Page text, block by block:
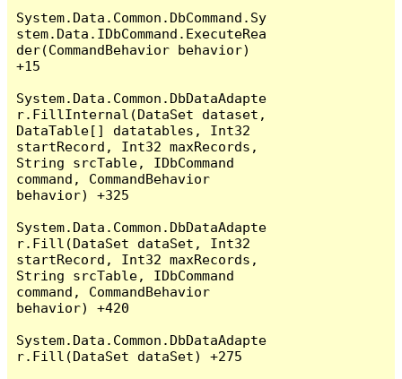
System.Data.Common.DbCommand.Sy
stem.Data.IDbCommand.ExecuteRea
der(CommandBehavior behavior)
+15
System.Data.Common.DbDataAdapte
r.FillInternal(DataSet dataset,
DataTable[] datatables, Int32
startRecord, Int32 maxRecords,
String srcTable, IDbCommand
command, CommandBehavior
behavior) +325
System.Data.Common.DbDataAdapte
r.Fill(DataSet dataSet, Int32
startRecord, Int32 maxRecords,
String srcTable, IDbCommand
command, CommandBehavior
behavior) +420
System.Data.Common.DbDataAdapte
r.Fill(DataSet dataSet) +275